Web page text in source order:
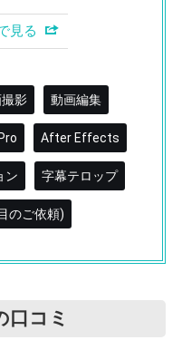
見る
影 動画編集
After Effects
ン 字幕テロップ
のご依頼)
口コミ